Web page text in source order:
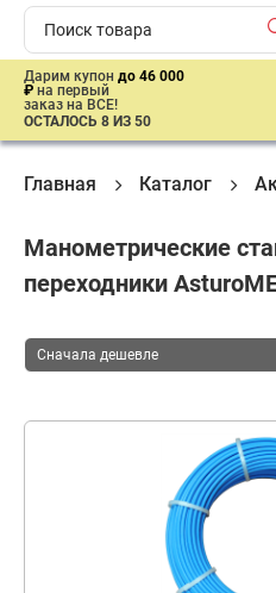
Дарим купон до 46 000
₽ на первый
заказ на ВСЕ!
ОСТАЛОСЬ 8 ИЗ 50
Главная Каталог
Манометрические
переходники
Сначала дешевле